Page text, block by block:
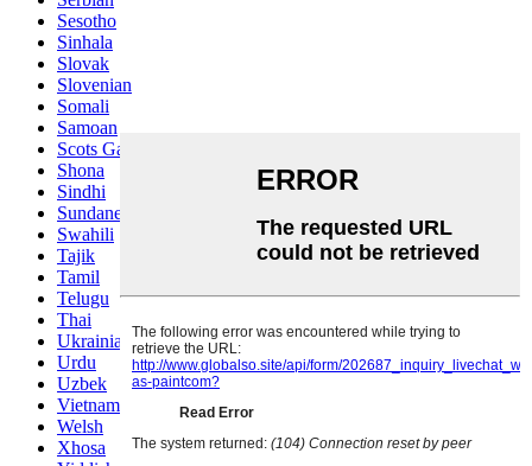
Sesotho
Sinhala
Slovak
Slovenian
Somali
Samoan
Scots Gaelic
Shona
Sindhi
Sundanese
Swahili
Tajik
Tamil
Telugu
Thai
Ukrainian
Urdu
Uzbek
Vietnamese
Welsh
Xhosa